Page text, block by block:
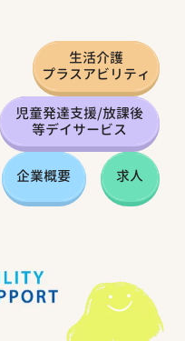
生活介護
プラスアビリティ
児童発達支援/放課後
等デイサービス
企業概要 求人